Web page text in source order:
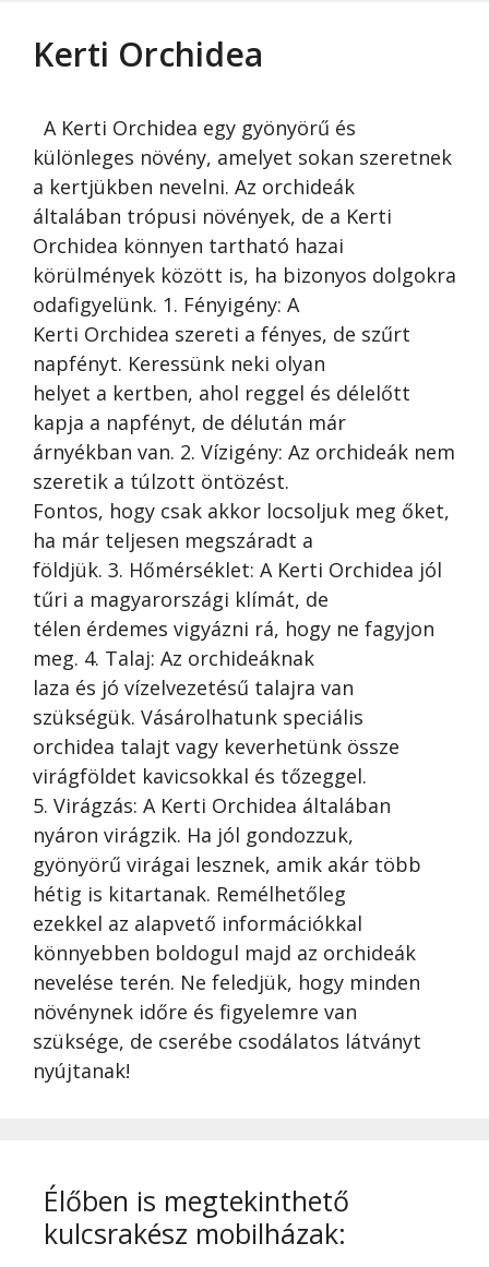
Kerti Orchidea
A Kerti Orchidea egy gyönyörű és
különleges növény, amelyet sokan szeretnek
a kertjükben nevelni. Az orchideák
általában trópusi növények, de a Kerti
Orchidea könnyen tartható hazai
körülmények között is, ha bizonyos dolgokra
odafigyelünk. 1. Fényigény: A
Kerti Orchidea szereti a fényes, de szűrt
napfényt. Keressünk neki olyan
helyet a kertben, ahol reggel és délelőtt
kapja a napfényt, de délután már
árnyékban van. 2. Vízigény: Az orchideák nem
szeretik a túlzott öntözést.
Fontos, hogy csak akkor locsoljuk meg őket,
ha már teljesen megszáradt a
földjük. 3. Hőmérséklet: A Kerti Orchidea jól
tűri a magyarországi klímát, de
télen érdemes vigyázni rá, hogy ne fagyjon
meg. 4. Talaj: Az orchideáknak
laza és jó vízelvezetésű talajra van
szükségük. Vásárolhatunk speciális
orchidea talajt vagy keverhetünk össze
virágföldet kavicsokkal és tőzeggel.
5. Virágzás: A Kerti Orchidea általában
nyáron virágzik. Ha jól gondozzuk,
gyönyörű virágai lesznek, amik akár több
hétig is kitartanak. Remélhetőleg
ezekkel az alapvető információkkal
könnyebben boldogul majd az orchideák
nevelése terén. Ne feledjük, hogy minden
növénynek időre és figyelemre van
szüksége, de cserébe csodálatos látványt
nyújtanak!
Élőben is megtekinthető
kulcsrakész mobilházak: